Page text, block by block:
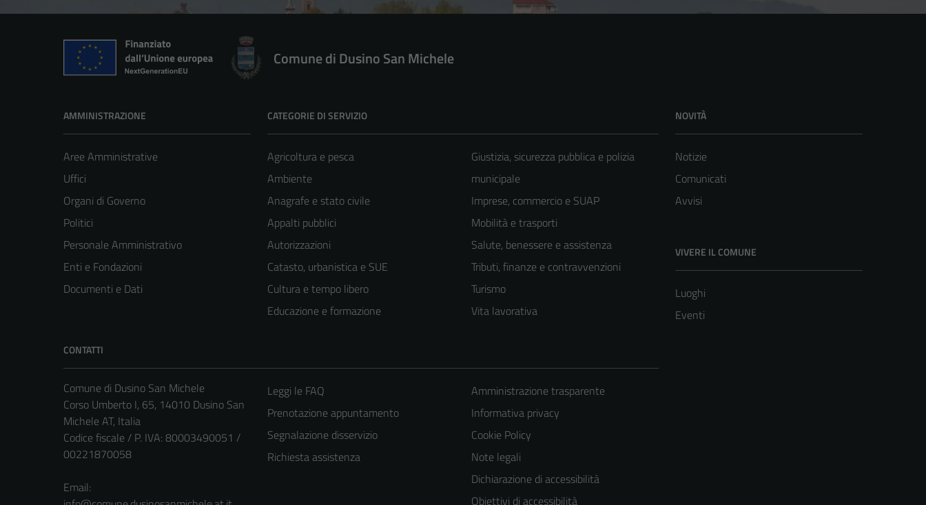
Comune di Dusino San Michele
AMMINISTRAZIONE
Aree Amministrative
Uffici
Organi di Governo
Politici
Personale Amministrativo
Enti e Fondazioni
Documenti e Dati
CATEGORIE DI SERVIZIO
Agricoltura e pesca
Ambiente
Anagrafe e stato civile
Appalti pubblici
Autorizzazioni
Catasto, urbanistica e SUE
Cultura e tempo libero
Educazione e formazione
Giustizia, sicurezza pubblica e polizia
municipale
Imprese, commercio e SUAP
Mobilità e trasporti
Salute, benessere e assistenza
Tributi, finanze e contravvenzioni
Turismo
Vita lavorativa
NOVITÀ
Notizie
Comunicati
Avvisi
VIVERE IL COMUNE
Luoghi
Eventi
CONTATTI
Comune di Dusino San Michele
Corso Umberto I, 65, 14010 Dusino San
Michele AT, Italia
Codice fiscale / P. IVA: 80003490051 /
00221870058
Email:
Leggi le FAQ
Prenotazione appuntamento
Segnalazione disservizio
Richiesta assistenza
Amministrazione trasparente
Informativa privacy
Cookie Policy
Note legali
Dichiarazione di accessibilità
Obiettivi di accessibilità